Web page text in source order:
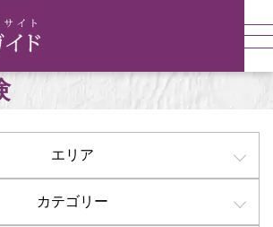
エリア
カテゴリー